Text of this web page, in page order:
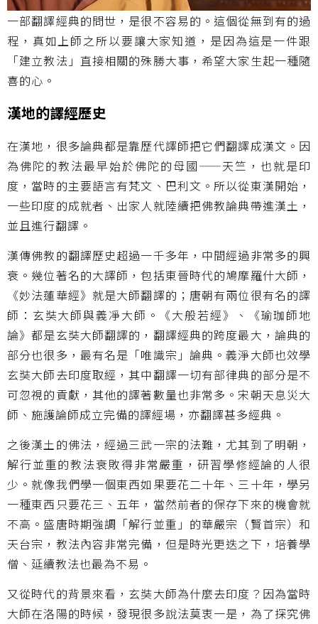
一部翻譯經典的問世，是很不容易的。這個從無到有的過
程，真如上師之所以要讓大家知道，是因為這是一件跟
「建立教法」直接相關的殊勝大事，希望大家生起一種隨
喜的心。
漢地的譯經歷史
在漢地，很多論典都是靠歷代譯師把它們翻譯成漢文。因
為佛陀的教法最早始於佛陀的母國——天竺，也就是印
度，當時的主要語言有梵文、巴利文。所以從東漢開始，
一些印度的成就者、出家人就陸續把佛教論典帶進漢土，
並且進行翻譯。
漢傳佛教的翻譯歷史超過一千多年，中間經過非常多的興
衰。幾位著名的大譯師，包括東晉時代的鳩摩羅什大師，
《妙法蓮華經》就是大師翻譯的；唐朝有兩位很有名的譯
師：玄奘大師與義凈大師。《大般若經》、《瑜珈師地
論》都是玄奘大師翻譯的，翻譯經典的跨度最大，論典的
部分也很多，最有名是「唯識宗」論典。義淨大師也效學
玄奘大師去印度取經，其中翻譯一切有部律典的部分是不
可忽視的貢獻，其他的譯著數量也非常多。宋朝天息災大
師、施護論師成立完備的譯經場，亦翻譯甚多經典。
之後漢土的佛法，經過三武一宗的法難，尤其到了明朝，
解行並重的教法衰敗得非常嚴重，研習學修經論的人很
少。就像我們學一個東西如果要花二十年、三十年，學另
一種東西只要花三、五年，當然前者的保存下來的機會就
不高。盛唐時期強調「解行並重」的華嚴宗（賢首宗）和
天台宗，教法內容非常完備，但是時光更迭之下，培養學
僧、延續教法也最為不易。
又從時代的背景來看，玄奘大師為什麼去印度？因為當時
大師在洛陽的時候，發現很多說法莫衷一是，為了探究佛